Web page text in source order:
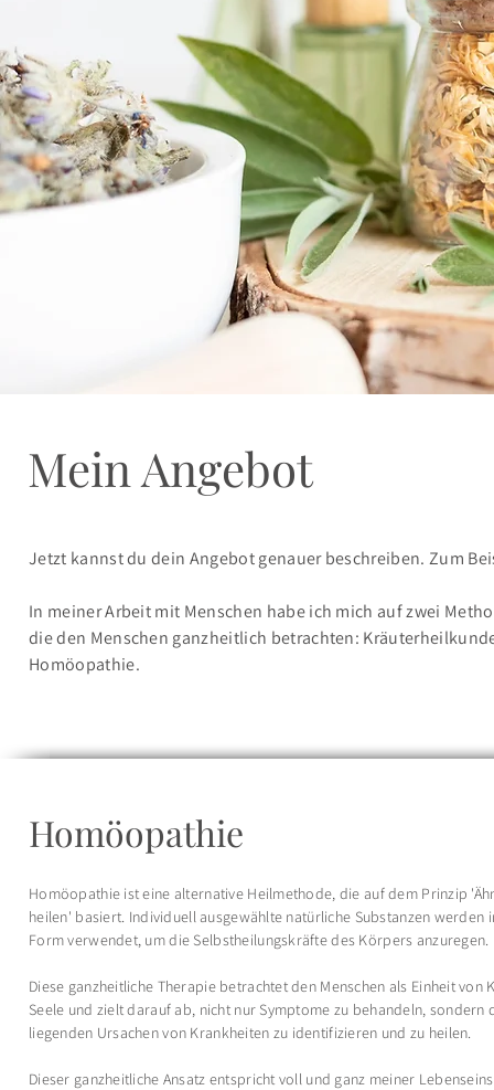
Mein Angebot
Jetzt kannst du dein Angebot genauer beschreiben. Zum
In meiner Arbeit mit Menschen habe ich mich auf zwei
die den Menschen ganzheitlich betrachten:
Homöopathie.
Homöopathie
Homöopathie ist eine alternative Heilmethode, die auf dem Prinzip
heilen' basiert. Individuell ausgewählte natürliche Substanzen werden
Form verwendet, um die Selbstheilungskräfte des Körpers anzuregen.
Diese ganzheitliche Therapie betrachtet den Menschen als Einheit von
Seele und zielt darauf ab, nicht nur Symptome zu behandeln, sondern
liegenden Ursachen von Krankheiten zu identifizieren und zu heilen.
Dieser ganzheitliche Ansatz entspricht voll und ganz meiner